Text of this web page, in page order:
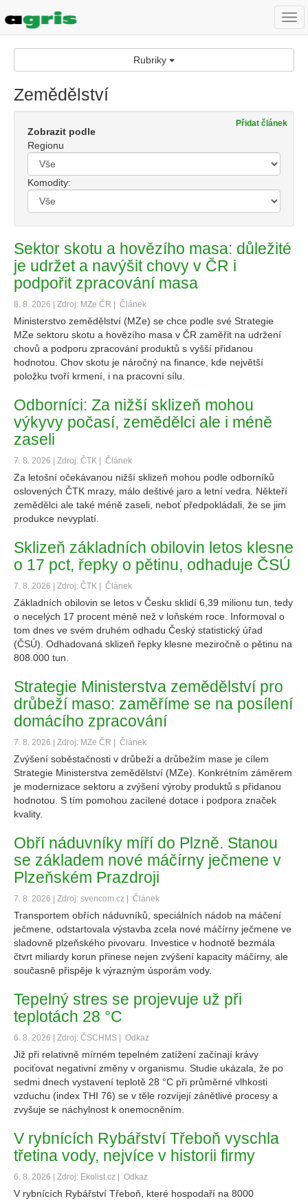
Rubriky
Zemědělství
Přidat článek
Zobrazit podle
Regionu
Komodity:
Sektor skotu a hovězího masa: důležité
je udržet a navýšit chovy v ČR i
podpořit zpracování masa
8. 8. 2026 | Zdroj: MZe ČR | Článek
Ministerstvo zemědělství (MZe) se chce podle své Strategie
MZe sektoru skotu a hovězího masa v ČR zaměřit na udržení
chovů a podporu zpracování produktů s vyšší přidanou
hodnotou. Chov skotu je náročný na finance, kde největší
položku tvoří krmení, i na pracovní sílu.
Odborníci: Za nižší sklizeň mohou
výkyvy počasí, zemědělci ale i méně
zaseli
7. 8. 2026 | Zdroj: ČTK | Článek
Za letošní očekávanou nižší sklizeň mohou podle odborníků
oslovených ČTK mrazy, málo deštivé jaro a letní vedra. Někteří
zemědělci ale také méně zaseli, neboť předpokládali, že se jim
produkce nevyplatí.
Sklizeň základních obilovin letos klesne
o 17 pct, řepky o pětinu, odhaduje ČSÚ
7. 8. 2026 | Zdroj: ČTK | Článek
Základních obilovin se letos v Česku sklidí 6,39 milionu tun, tedy
o necelých 17 procent méně než v loňském roce. Informoval o
tom dnes ve svém druhém odhadu Český statistický úřad
(ČSÚ). Odhadovaná sklizeň řepky klesne meziročně o pětinu na
808.000 tun.
Strategie Ministerstva zemědělství pro
drůbeží maso: zaměříme se na posílení
domácího zpracování
7. 8. 2026 | Zdroj: MZe ČR | Článek
Zvýšení soběstačnosti v drůbeži a drůbežím mase je cílem
Strategie Ministerstva zemědělství (MZe). Konkrétním záměrem
je modernizace sektoru a zvýšení výroby produktů s přidanou
hodnotou. S tím pomohou zacílené dotace i podpora značek
kvality.
Obří náduvníky míří do Plzně. Stanou
se základem nové máčírny ječmene v
Plzeňském Prazdroji
7. 8. 2026 | Zdroj: svencom.cz | Článek
Transportem obřích náduvníků, speciálních nádob na máčení
ječmene, odstartovala výstavba zcela nové máčírny ječmene ve
sladovně plzeňského pivovaru. Investice v hodnotě bezmála
čtvrt miliardy korun přinese nejen zvýšení kapacity máčírny, ale
současně přispěje k výrazným úsporám vody.
Tepelný stres se projevuje už při
teplotách 28 °C
6. 8. 2026 | Zdroj: ČSCHMS | Odkaz
Již při relativně mírném tepelném zatížení začínají krávy
pociťovat negativní změny v organismu. Studie ukázala, že po
sedmi dnech vystavení teplotě 28 °C při průměrné vlhkosti
vzduchu (index THI 76) se v těle rozvíjejí zánětlivé procesy a
zvyšuje se náchylnost k onemocněním.
V rybnících Rybářství Třeboň vyschla
třetina vody, nejvíce v historii firmy
6. 8. 2026 | Zdroj: Ekolist.cz | Odkaz
V rybnících Rybářství Třeboň, které hospodaří na 8000